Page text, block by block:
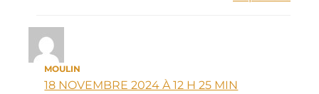
MOULIN
18 NOVEMBRE 2024 À 12 H 25 MIN